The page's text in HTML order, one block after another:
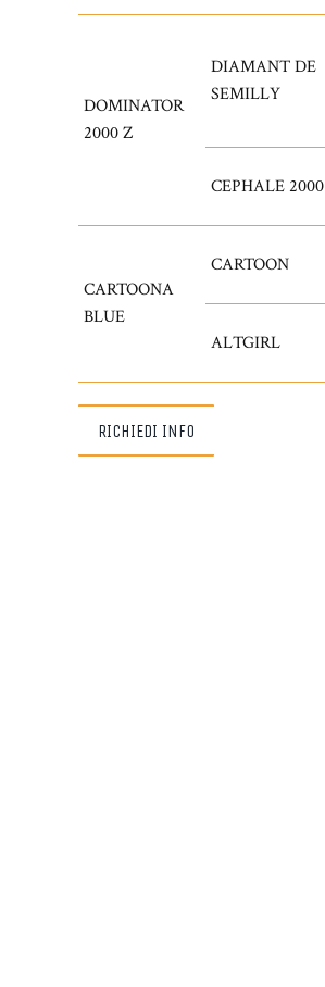
DOMINATOR
2000 Z
DIAMANT DE
SEMILLY
CEPHALE 2000
CARTOONA
BLUE
CARTOON
ALTGIRL
RICHIEDI INFO